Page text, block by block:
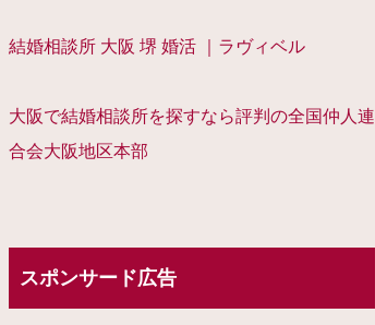
結婚相談所 大阪 堺 婚活 ｜ラヴィベル
大阪で結婚相談所を探すなら評判の全国仲人連
合会大阪地区本部
スポンサード広告